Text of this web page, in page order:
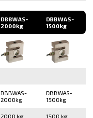
DBBWAS-
2000kg
DBBWAS-
1500kg
DBBWAS-
2000kg
DBBWAS-
1500kg
2000 kg 1500 kg